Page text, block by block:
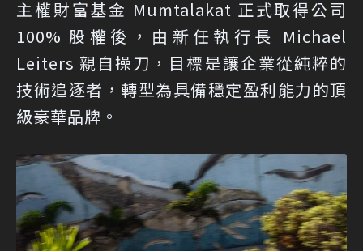
主權財富基金 Mumtalakat 正式取得公司
100% 股權後，由新任執行長 Michael
Leiters 親自操刀，目標是讓企業從純粹的
技術追逐者，轉型為具備穩定盈利能力的頂
級豪華品牌。